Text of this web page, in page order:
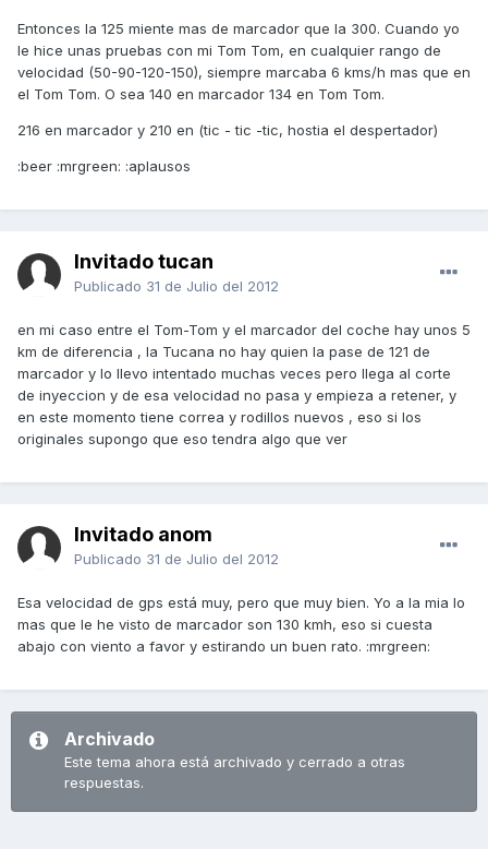
Entonces la 125 miente mas de marcador que la 300. Cuando yo
le hice unas pruebas con mi Tom Tom, en cualquier rango de
velocidad (50-90-120-150), siempre marcaba 6 kms/h mas que en
el Tom Tom. O sea 140 en marcador 134 en Tom Tom.
216 en marcador y 210 en (tic - tic -tic, hostia el despertador)
:beer :mrgreen: :aplausos
Invitado tucan
Publicado 31 de Julio del 2012
en mi caso entre el Tom-Tom y el marcador del coche hay unos 5
km de diferencia , la Tucana no hay quien la pase de 121 de
marcador y lo llevo intentado muchas veces pero llega al corte
de inyeccion y de esa velocidad no pasa y empieza a retener, y
en este momento tiene correa y rodillos nuevos , eso si los
originales supongo que eso tendra algo que ver
Invitado anom
Publicado 31 de Julio del 2012
Esa velocidad de gps está muy, pero que muy bien. Yo a la mia lo
mas que le he visto de marcador son 130 kmh, eso si cuesta
abajo con viento a favor y estirando un buen rato. :mrgreen:
Archivado
Este tema ahora está archivado y cerrado a otras
respuestas.